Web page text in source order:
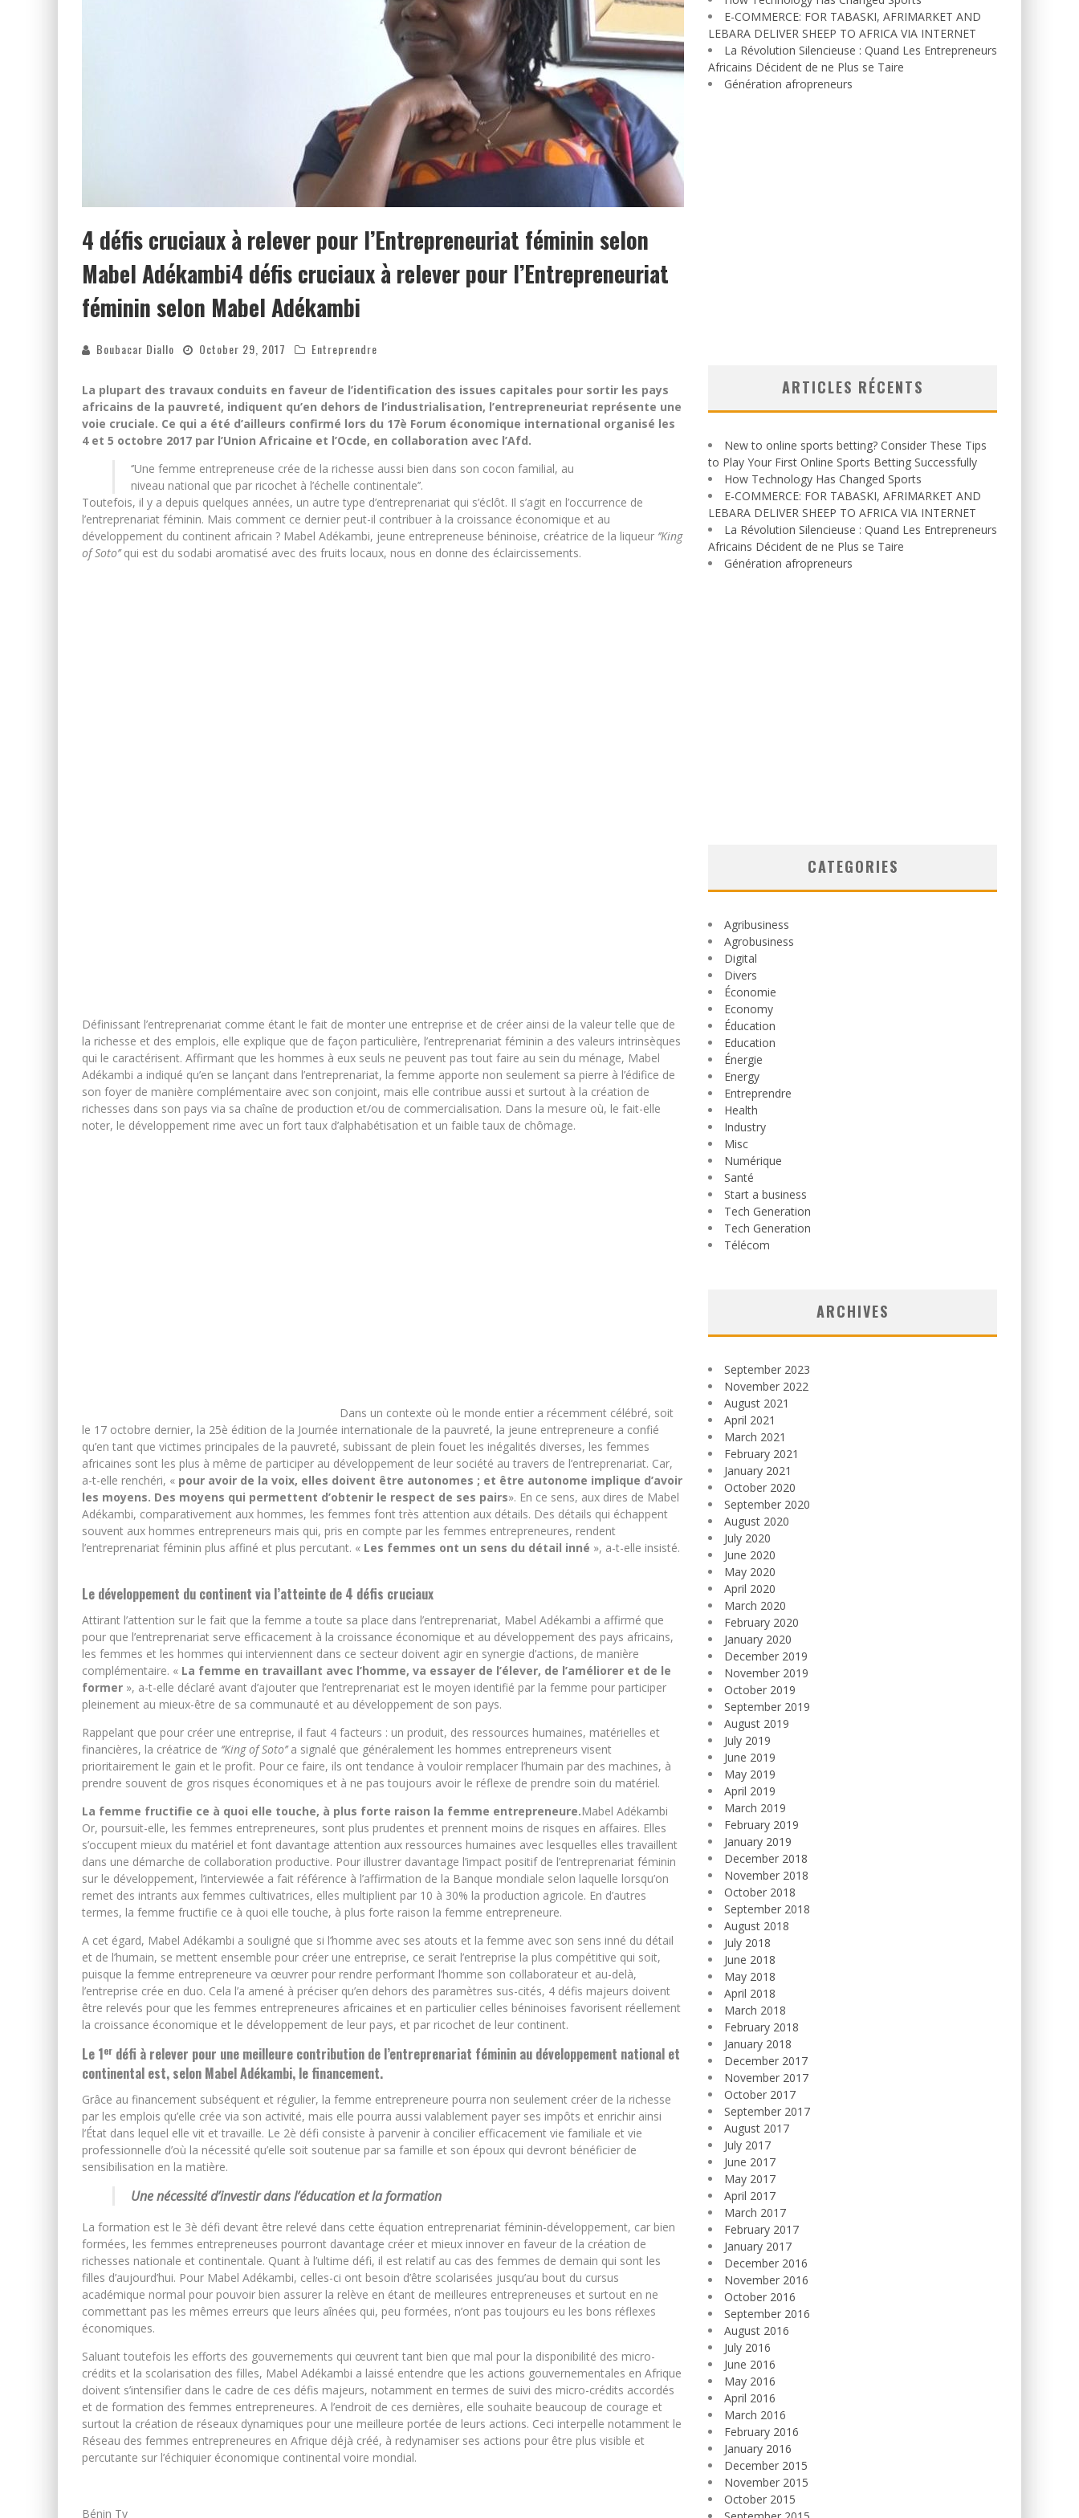
4 défis cruciaux à relever pour l’Entrepreneuriat féminin selon
Mabel Adékambi4 défis cruciaux à relever pour l’Entrepreneuriat
féminin selon Mabel Adékambi
Boubacar Diallo October 29, 2017 Entreprendre
La plupart des travaux conduits en faveur de l’identification des issues capitales pour sortir les pays
africains de la pauvreté, indiquent qu’en dehors de l’industrialisation, l’entrepreneuriat représente une
voie cruciale. Ce qui a été d’ailleurs confirmé lors du 17è Forum économique international organisé les
4 et 5 octobre 2017 par l’Union Africaine et l’Ocde, en collaboration avec l’Afd.
‘’Une femme entrepreneuse crée de la richesse aussi bien dans son cocon familial, au
niveau national que par ricochet à l’échelle continentale’’.
Toutefois, il y a depuis quelques années, un autre type d’entreprenariat qui s’éclôt. Il s’agit en l’occurrence de
l’entreprenariat féminin. Mais comment ce dernier peut-il contribuer à la croissance économique et au
développement du continent africain ? Mabel Adékambi, jeune entrepreneuse béninoise, créatrice de la liqueur ‘’King
of Soto’’qui est du sodabi aromatisé avec des fruits locaux, nous en donne des éclaircissements.
Définissant l’entreprenariat comme étant le fait de monter une entreprise et de créer ainsi de la valeur telle que de
la richesse et des emplois, elle explique que de façon particulière, l’entreprenariat féminin a des valeurs intrinsèques
qui le caractérisent. Affirmant que les hommes à eux seuls ne peuvent pas tout faire au sein du ménage, Mabel
Adékambi a indiqué qu’en se lançant dans l’entreprenariat, la femme apporte non seulement sa pierre à l’édifice de
son foyer de manière complémentaire avec son conjoint, mais elle contribue aussi et surtout à la création de
richesses dans son pays via sa chaîne de production et/ou de commercialisation. Dans la mesure où, le fait-elle
noter, le développement rime avec un fort taux d’alphabétisation et un faible taux de chômage.
Dans un contexte où le monde entier a récemment célébré, soit
le 17 octobre dernier, la 25è édition de la Journée internationale de la pauvreté, la jeune entrepreneure a confié
qu’en tant que victimes principales de la pauvreté, subissant de plein fouet les inégalités diverses, les femmes
africaines sont les plus à même de participer au développement de leur société au travers de l’entreprenariat. Car,
a-t-elle renchéri, « pour avoir de la voix, elles doivent être autonomes ; et être autonome implique d’avoir
les moyens. Des moyens qui permettent d’obtenir le respect de ses pairs». En ce sens, aux dires de Mabel
Adékambi, comparativement aux hommes, les femmes font très attention aux détails. Des détails qui échappent
souvent aux hommes entrepreneurs mais qui, pris en compte par les femmes entrepreneures, rendent
l’entreprenariat féminin plus affiné et plus percutant. « Les femmes ont un sens du détail inné », a-t-elle insisté.
Le développement du continent via l’atteinte de 4 défis cruciaux
Attirant l’attention sur le fait que la femme a toute sa place dans l’entreprenariat, Mabel Adékambi a affirmé que
pour que l’entreprenariat serve efficacement à la croissance économique et au développement des pays africains,
les femmes et les hommes qui interviennent dans ce secteur doivent agir en synergie d’actions, de manière
complémentaire. « La femme en travaillant avec l’homme, va essayer de l’élever, de l’améliorer et de le
former », a-t-elle déclaré avant d’ajouter que l’entreprenariat est le moyen identifié par la femme pour participer
pleinement au mieux-être de sa communauté et au développement de son pays.
Rappelant que pour créer une entreprise, il faut 4 facteurs : un produit, des ressources humaines, matérielles et
financières, la créatrice de ‘’King of Soto’’a signalé que généralement les hommes entrepreneurs visent
prioritairement le gain et le profit. Pour ce faire, ils ont tendance à vouloir remplacer l’humain par des machines, à
prendre souvent de gros risques économiques et à ne pas toujours avoir le réflexe de prendre soin du matériel.
La femme fructifie ce à quoi elle touche, à plus forte raison la femme entrepreneure.Mabel Adékambi
Or, poursuit-elle, les femmes entrepreneures, sont plus prudentes et prennent moins de risques en affaires. Elles
s’occupent mieux du matériel et font davantage attention aux ressources humaines avec lesquelles elles travaillent
dans une démarche de collaboration productive. Pour illustrer davantage l’impact positif de l’entreprenariat féminin
sur le développement, l’interviewée a fait référence à l’affirmation de la Banque mondiale selon laquelle lorsqu’on
remet des intrants aux femmes cultivatrices, elles multiplient par 10 à 30% la production agricole. En d’autres
termes, la femme fructifie ce à quoi elle touche, à plus forte raison la femme entrepreneure.
A cet égard, Mabel Adékambi a souligné que si l’homme avec ses atouts et la femme avec son sens inné du détail
et de l’humain, se mettent ensemble pour créer une entreprise, ce serait l’entreprise la plus compétitive qui soit,
puisque la femme entrepreneure va œuvrer pour rendre performant l’homme son collaborateur et au-delà,
l’entreprise crée en duo. Cela l’a amené à préciser qu’en dehors des paramètres sus-cités, 4 défis majeurs doivent
être relevés pour que les femmes entrepreneures africaines et en particulier celles béninoises favorisent réellement
la croissance économique et le développement de leur pays, et par ricochet de leur continent.
Le 1er défi à relever pour une meilleure contribution de l’entreprenariat féminin au développement national et
continental est, selon Mabel Adékambi, le financement.
Grâce au financement subséquent et régulier, la femme entrepreneure pourra non seulement créer de la richesse
par les emplois qu’elle crée via son activité, mais elle pourra aussi valablement payer ses impôts et enrichir ainsi
l’État dans lequel elle vit et travaille. Le 2è défi consiste à parvenir à concilier efficacement vie familiale et vie
professionnelle d’où la nécessité qu’elle soit soutenue par sa famille et son époux qui devront bénéficier de
sensibilisation en la matière.
Une nécessité d’investir dans l’éducation et la formation
La formation est le 3è défi devant être relevé dans cette équation entreprenariat féminin-développement, car bien
formées, les femmes entrepreneuses pourront davantage créer et mieux innover en faveur de la création de
richesses nationale et continentale. Quant à l’ultime défi, il est relatif au cas des femmes de demain qui sont les
filles d’aujourd’hui. Pour Mabel Adékambi, celles-ci ont besoin d’être scolarisées jusqu’au bout du cursus
académique normal pour pouvoir bien assurer la relève en étant de meilleures entrepreneuses et surtout en ne
commettant pas les mêmes erreurs que leurs aînées qui, peu formées, n’ont pas toujours eu les bons réflexes
économiques.
Saluant toutefois les efforts des gouvernements qui œuvrent tant bien que mal pour la disponibilité des micro-
crédits et la scolarisation des filles, Mabel Adékambi a laissé entendre que les actions gouvernementales en Afrique
doivent s’intensifier dans le cadre de ces défis majeurs, notamment en termes de suivi des micro-crédits accordés
et de formation des femmes entrepreneures. A l’endroit de ces dernières, elle souhaite beaucoup de courage et
surtout la création de réseaux dynamiques pour une meilleure portée de leurs actions. Ceci interpelle notamment le
Réseau des femmes entrepreneures en Afrique déjà créé, à redynamiser ses actions pour être plus visible et
percutante sur l’échiquier économique continental voire mondial.
Bénin Tv
E-COMMERCE: FOR TABASKI, AFRIMARKET AND
LEBARA DELIVER SHEEP TO AFRICA VIA INTERNET
La Révolution Silencieuse : Quand Les Entrepreneurs
Africains Décident de ne Plus se Taire
Génération afropreneurs
ARTICLES RÉCENTS
New to online sports betting? Consider These Tips
to Play Your First Online Sports Betting Successfully
How Technology Has Changed Sports
E-COMMERCE: FOR TABASKI, AFRIMARKET AND
LEBARA DELIVER SHEEP TO AFRICA VIA INTERNET
La Révolution Silencieuse : Quand Les Entrepreneurs
Africains Décident de ne Plus se Taire
Génération afropreneurs
CATEGORIES
Agribusiness
Agrobusiness
Digital
Divers
Économie
Economy
Éducation
Education
Énergie
Energy
Entreprendre
Health
Industry
Misc
Numérique
Santé
Start a business
Tech Generation
Tech Generation
Télécom
ARCHIVES
September 2023
November 2022
August 2021
April 2021
March 2021
February 2021
January 2021
October 2020
September 2020
August 2020
July 2020
June 2020
May 2020
April 2020
March 2020
February 2020
January 2020
December 2019
November 2019
October 2019
September 2019
August 2019
July 2019
June 2019
May 2019
April 2019
March 2019
February 2019
January 2019
December 2018
November 2018
October 2018
September 2018
August 2018
July 2018
June 2018
May 2018
April 2018
March 2018
February 2018
January 2018
December 2017
November 2017
October 2017
September 2017
August 2017
July 2017
June 2017
May 2017
April 2017
March 2017
February 2017
January 2017
December 2016
November 2016
October 2016
September 2016
August 2016
July 2016
June 2016
May 2016
April 2016
March 2016
February 2016
January 2016
December 2015
November 2015
October 2015